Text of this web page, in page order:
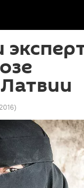
)